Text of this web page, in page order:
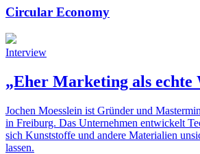
Circular Economy
Interview
„Eher Marketing als echte
Jochen Moesslein ist Gründer und
in Freiburg. Das Unternehmen entwickelt
sich Kunststoffe und andere Materialien
lassen.